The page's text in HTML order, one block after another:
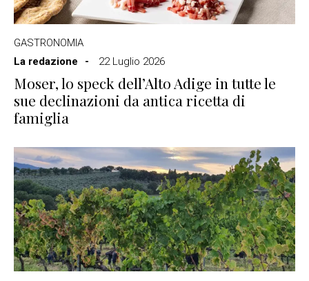
GASTRONOMIA
La redazione
22 Luglio 2026
Moser, lo speck dell’Alto Adige in tutte le
sue declinazioni da antica ricetta di
famiglia